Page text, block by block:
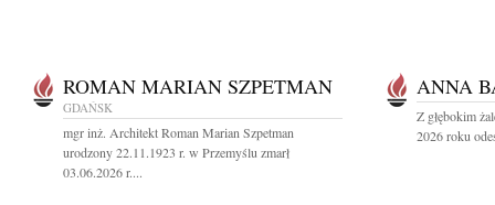
ROMAN MARIAN SZPETMAN
GDAŃSK
mgr inż. Architekt Roman Marian Szpetman
urodzony 22.11.1923 r. w Przemyślu zmarł
03.06.2026 r....
ANNA
Z głębokim
2026 roku